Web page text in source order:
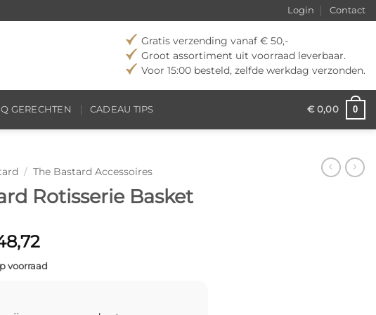
Login Contact
Gratis verzending vanaf € 50,-
Groot assortiment uit voorraad leverbaar.
Voor 15:00 besteld, zelfde werkdag verzonden.
GERECHTEN CADEAU TIPS €0,00 0
/ The Bastard Accessoires
Rotisserie Basket
Huidige
prijs
is:
voorraad